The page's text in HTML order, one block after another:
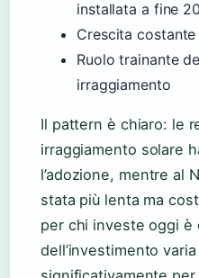
installata a fine
Crescita
Ruolo trainante
irraggiamento
Il pattern è chiaro: le
irraggiamento solare
l’adozione, mentre al
stata più lenta ma
per chi investe oggi è
dell’investimento